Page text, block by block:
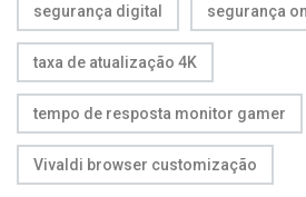
segurança digital segurança
taxa de atualização 4K
tempo de resposta monitor gamer
Vivaldi browser customização